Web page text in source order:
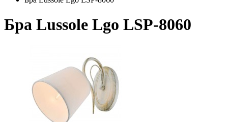
Бра Lussole Lgo LSP-8060